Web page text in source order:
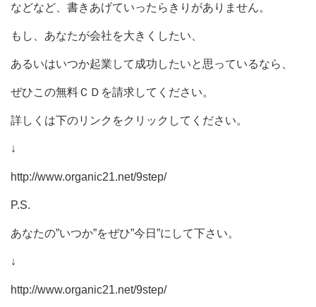
などなど、書きあげていったらきりがありません。
もし、あなたが会社を大きくしたい、
あるいはいつか起業して成功したいと思っているなら、
ぜひこの無料ＣＤを請求してください。
詳しくは下のリンクをクリックしてください。
↓
http://www.organic21.net/9step/
P.S.
あなたの”いつか”をぜひ”今日”にして下さい。
↓
http://www.organic21.net/9step/